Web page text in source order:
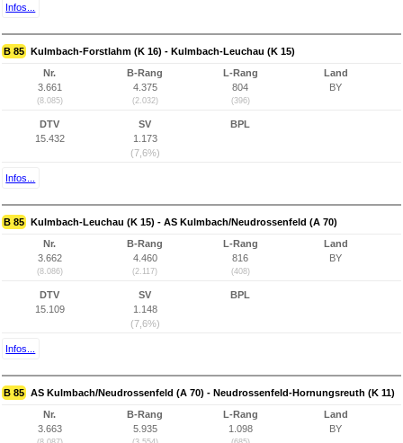
Infos...
B 85 Kulmbach-Forstlahm (K 16) - Kulmbach-Leuchau (K 15)
Nr.
3.661
(8.085)
B-Rang
4.375
(2.032)
L-Rang
804
(396)
Land
BY
DTV
15.432
SV
1.173
(7,6%)
BPL
Infos...
B 85 Kulmbach-Leuchau (K 15) - AS Kulmbach/Neudrossenfeld (A 70)
Nr.
3.662
(8.086)
B-Rang
4.460
(2.117)
L-Rang
816
(408)
Land
BY
DTV
15.109
SV
1.148
(7,6%)
BPL
Infos...
B 85 AS Kulmbach/Neudrossenfeld (A 70) - Neudrossenfeld-Hornungsreuth (K 11)
Nr.
3.663
B-Rang
5.935
L-Rang
1.098
Land
BY